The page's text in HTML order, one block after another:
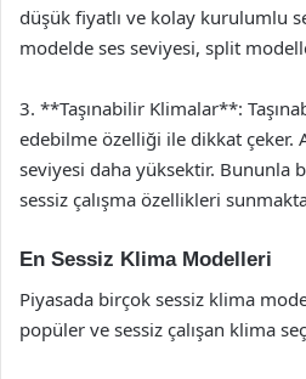
düşük fiyatlı ve kolay kurulumlu
modelde ses seviyesi, split
3. **Taşınabilir Klimalar**:
edebilme özelliği ile dikkat çeker.
seviyesi daha yüksektir. Bununla
sessiz çalışma özellikleri
En Sessiz Klima Modelleri
Piyasada birçok sessiz klima
popüler ve sessiz çalışan klima